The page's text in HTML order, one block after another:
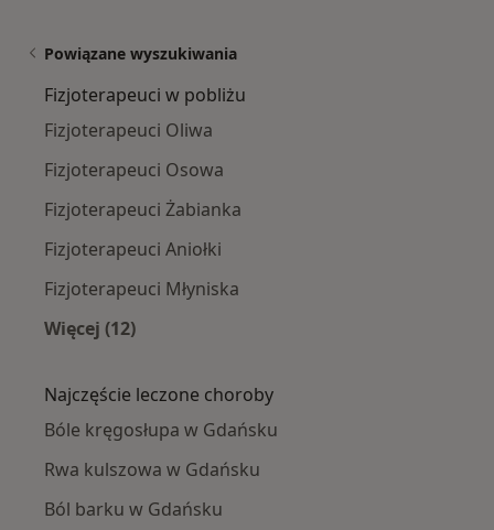
Powiązane wyszukiwania
Fizjoterapeuci w pobliżu
Fizjoterapeuci Oliwa
Fizjoterapeuci Osowa
Fizjoterapeuci Żabianka
Fizjoterapeuci Aniołki
Fizjoterapeuci Młyniska
Więcej (12)
Najczęście leczone choroby
Bóle kręgosłupa w Gdańsku
Rwa kulszowa w Gdańsku
Ból barku w Gdańsku